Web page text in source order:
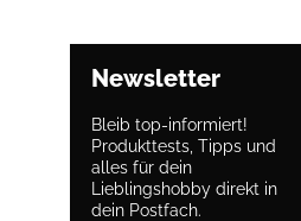
Newsletter
Bleib top-informiert!
Produkttests, Tipps und
alles für dein
Lieblingshobby direkt in
dein Postfach.